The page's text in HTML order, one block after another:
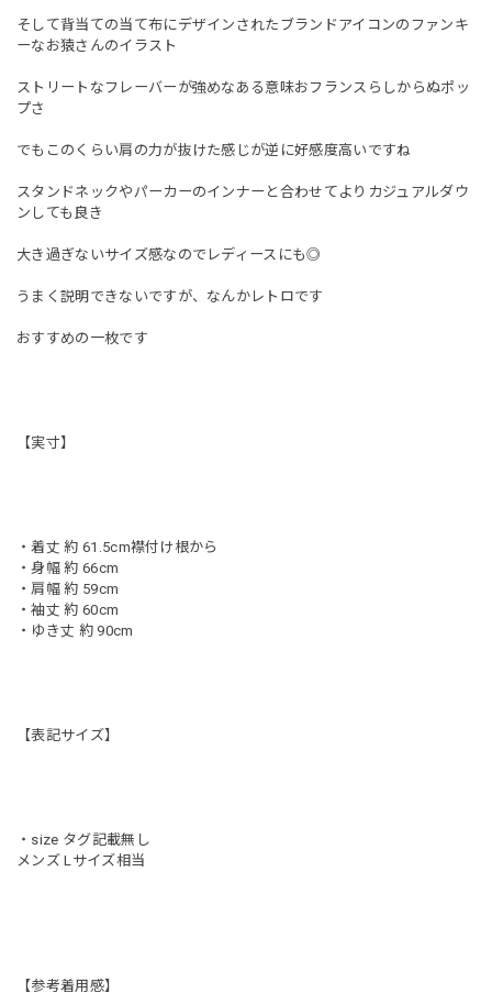
そして背当ての当て布にデザインされたブランドアイコンのファンキ
ーなお猿さんのイラスト
ストリートなフレーバーが強めなある意味おフランスらしからぬポッ
プさ
でもこのくらい肩の力が抜けた感じが逆に好感度高いですね
スタンドネックやパーカーのインナーと合わせてよりカジュアルダウ
ンしても良き
大き過ぎないサイズ感なのでレディースにも◎
うまく説明できないですが、なんかレトロです
おすすめの一枚です
【実寸】
・着丈 約 61.5cm襟付け根から
・身幅 約 66cm
・肩幅 約 59cm
・袖丈 約 60cm
・ゆき丈 約 90cm
【表記サイズ】
・size タグ記載無し
メンズ Lサイズ相当
【参考着用感】